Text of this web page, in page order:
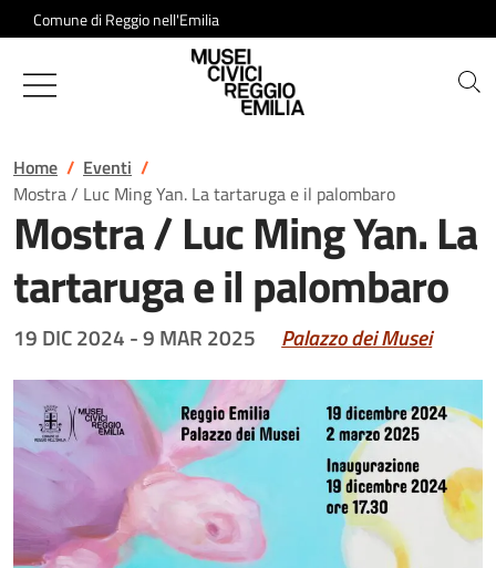
Salta al contenuto
Comune di Reggio nell'Emilia
Musei Civici di Reggio Emilia
Home
Eventi
Mostra / Luc Ming Yan. La tartaruga e il palombaro
Mostra / Luc Ming Yan. La
tartaruga e il palombaro
19 DIC 2024 -9 MAR 2025 Palazzo dei Musei